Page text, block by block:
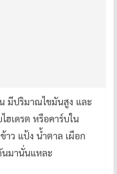
มีปริมาณไขมันสูง และ
ฮเดรต หรือคาร์บใน
ว แป้ง น้ำตาล เผือก
นมานั่นแหละ